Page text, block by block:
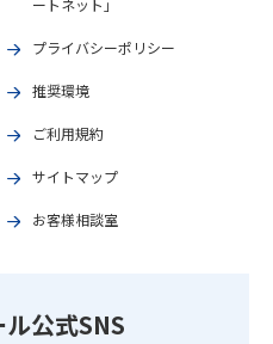
ートネット」
プライバシーポリシー
推奨環境
ご利用規約
サイトマップ
お客様相談室
公式SNS